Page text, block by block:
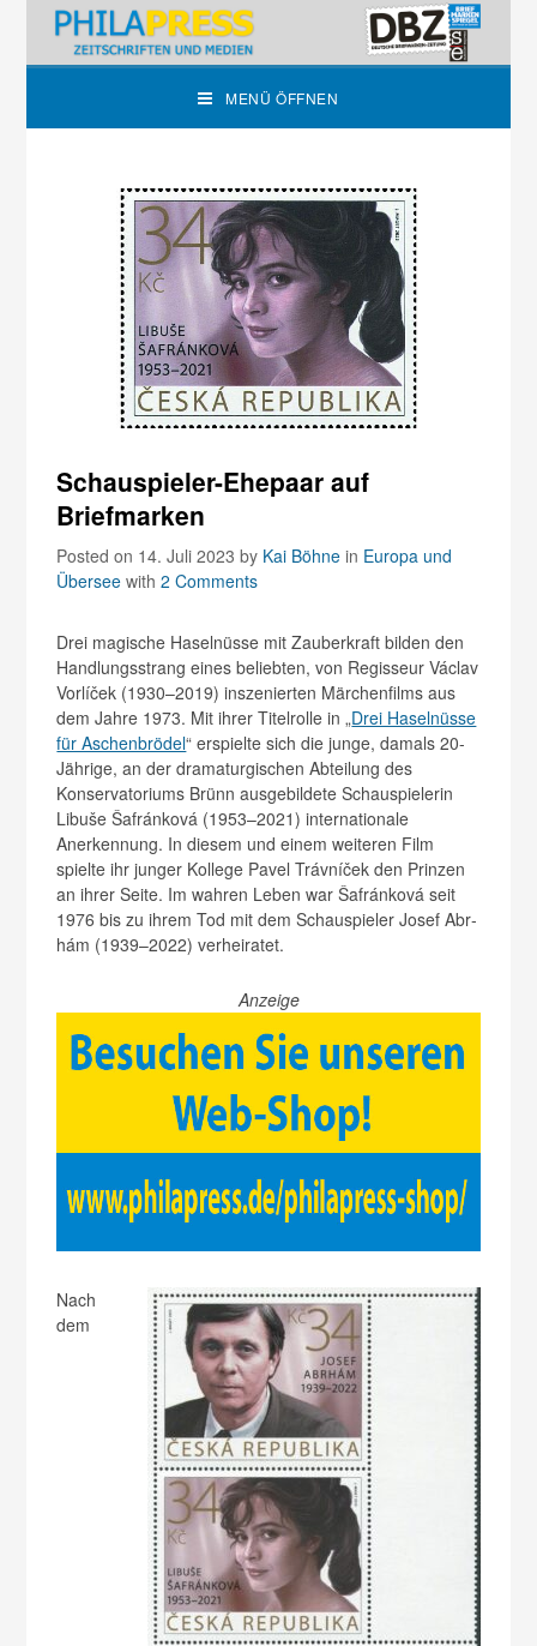
MENÜ ÖFFNEN
Schauspieler-Ehepaar auf
Briefmarken
Posted on 14. Juli 2023by Kai Böhne in Europa und
Übersee with2 Comments
Drei magische Haselnüsse mit Zauberkraft bilden den
Handlungsstrang eines beliebten, von Regisseur Václav
Vorlíček (1930–2019) inszenierten Märchenfilms aus
dem Jahre 1973. Mit ihrer Titelrolle in „Drei Haselnüsse
für Aschenbrödel“ erspielte sich die junge, damals 20-
Jährige, an der dramaturgischen Abteilung des
Konservatoriums Brünn ausgebildete Schauspielerin
Libuše Šafránková (1953–2021) internationale
Anerkennung. In diesem und einem weiteren Film
spielte ihr junger Kollege Pavel Trávníček den Prinzen
an ihrer Seite. Im wahren Leben war Šafránková seit
1976 bis zu ihrem Tod mit dem Schauspieler Josef Abr­
hám (1939–2022) verheiratet.
Anzeige
Nach
dem